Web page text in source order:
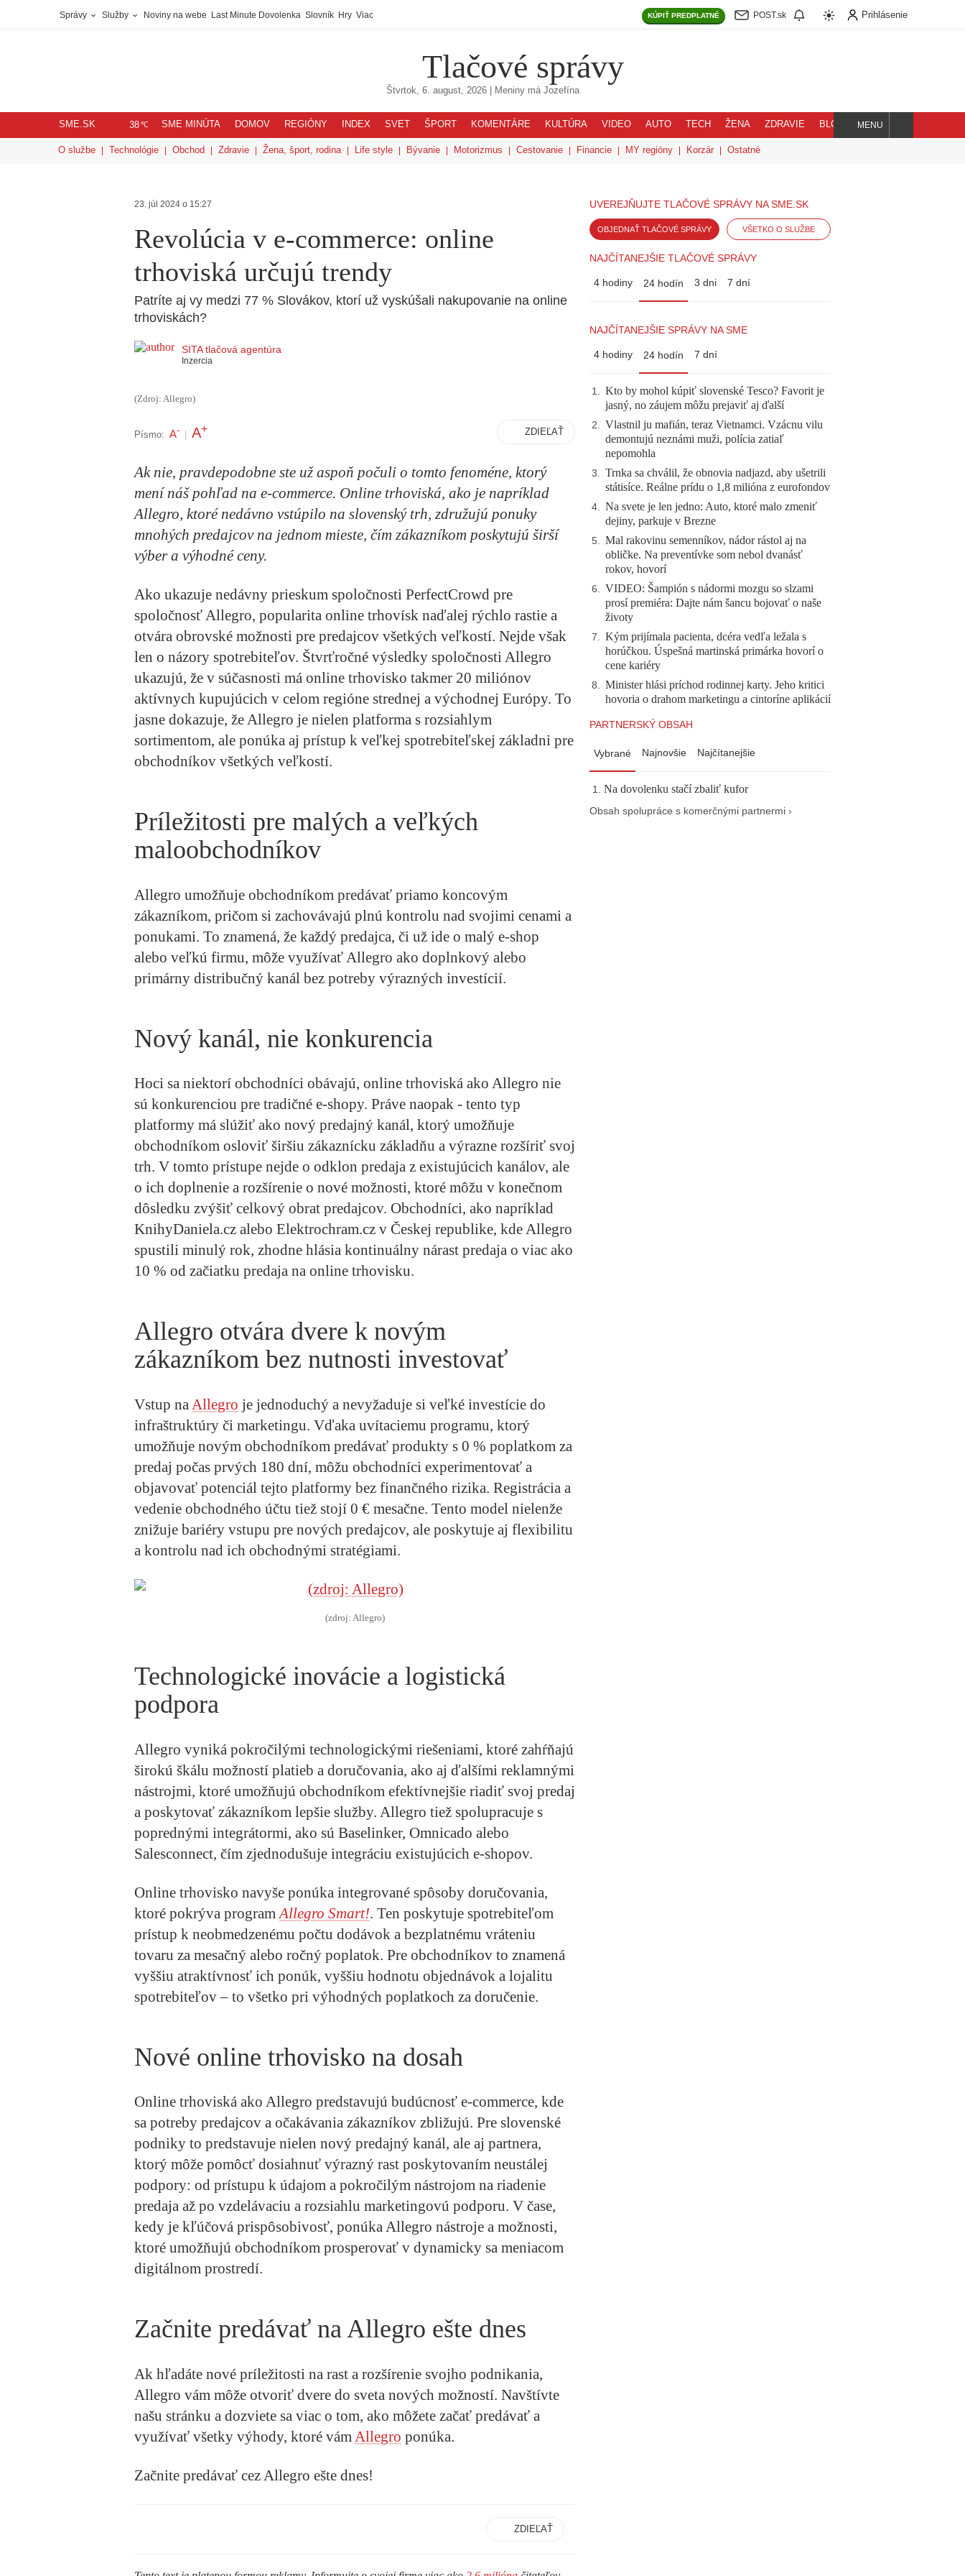
Správy Služby Noviny na webe Last Minute Dovolenka Slovník Hry Viac KÚPIŤ PREDPLATNÉ POST.sk Prihlásenie
Tlačové správy
Štvrtok, 6. august, 2026| Meniny má Jozefína
SME.SK 38℃ SME MINÚTA DOMOV REGIÓNY INDEX SVET ŠPORT KOMENTÁRE KULTÚRA VIDEO AUTO TECH ŽENA ZDRAVIE BLOG
Hľadaj
MENU
O službe Technológie Obchod Zdravie Žena, šport, rodina Life style Bývanie Motorizmus Cestovanie Financie MY regióny Korzár Ostatné
23. júl 2024 o 15:27
Revolúcia v e-commerce: online
trhoviská určujú trendy
Patríte aj vy medzi 77 % Slovákov, ktorí už vyskúšali nakupovanie na online
trhoviskách?
SITA tlačová agentúra
Inzercia
(Zdroj: Allegro)
Písmo: A- A+ ZDIEĽAŤ
Ak nie, pravdepodobne ste už aspoň počuli o tomto fenoméne, ktorý
mení náš pohľad na e-commerce. Online trhoviská, ako je napríklad
Allegro, ktoré nedávno vstúpilo na slovenský trh, združujú ponuky
mnohých predajcov na jednom mieste, čím zákazníkom poskytujú širší
výber a výhodné ceny.
Ako ukazuje nedávny prieskum spoločnosti PerfectCrowd pre
spoločnosť Allegro, popularita online trhovísk naďalej rýchlo rastie a
otvára obrovské možnosti pre predajcov všetkých veľkostí. Nejde však
len o názory spotrebiteľov. Štvrťročné výsledky spoločnosti Allegro
ukazujú, že v súčasnosti má online trhovisko takmer 20 miliónov
aktívnych kupujúcich v celom regióne strednej a východnej Európy. To
jasne dokazuje, že Allegro je nielen platforma s rozsiahlym
sortimentom, ale ponúka aj prístup k veľkej spotrebiteľskej základni pre
obchodníkov všetkých veľkostí.
Príležitosti pre malých a veľkých
maloobchodníkov
Allegro umožňuje obchodníkom predávať priamo koncovým
zákazníkom, pričom si zachovávajú plnú kontrolu nad svojimi cenami a
ponukami. To znamená, že každý predajca, či už ide o malý e-shop
alebo veľkú firmu, môže využívať Allegro ako doplnkový alebo
primárny distribučný kanál bez potreby výrazných investícií.
Nový kanál, nie konkurencia
Hoci sa niektorí obchodníci obávajú, online trhoviská ako Allegro nie
sú konkurenciou pre tradičné e-shopy. Práve naopak - tento typ
platformy má slúžiť ako nový predajný kanál, ktorý umožňuje
obchodníkom osloviť širšiu zákaznícku základňu a výrazne rozšíriť svoj
trh. V tomto prístupe nejde o odklon predaja z existujúcich kanálov, ale
o ich doplnenie a rozšírenie o nové možnosti, ktoré môžu v konečnom
dôsledku zvýšiť celkový obrat predajcov. Obchodníci, ako napríklad
KnihyDaniela.cz alebo Elektrochram.cz v Českej republike, kde Allegro
spustili minulý rok, zhodne hlásia kontinuálny nárast predaja o viac ako
10 % od začiatku predaja na online trhovisku.
Allegro otvára dvere k novým
zákazníkom bez nutnosti investovať
Vstup naAllegro je jednoduchý a nevyžaduje si veľké investície do
infraštruktúry či marketingu. Vďaka uvítaciemu programu, ktorý
umožňuje novým obchodníkom predávať produkty s 0 % poplatkom za
predaj počas prvých 180 dní, môžu obchodníci experimentovať a
objavovať potenciál tejto platformy bez finančného rizika. Registrácia a
vedenie obchodného účtu tiež stojí 0 € mesačne. Tento model nielenže
znižuje bariéry vstupu pre nových predajcov, ale poskytuje aj flexibilitu
a kontrolu nad ich obchodnými stratégiami.
(zdroj: Allegro)
Technologické inovácie a logistická
podpora
Allegro vyniká pokročilými technologickými riešeniami, ktoré zahŕňajú
širokú škálu možností platieb a doručovania, ako aj ďalšími reklamnými
nástrojmi, ktoré umožňujú obchodníkom efektívnejšie riadiť svoj predaj
a poskytovať zákazníkom lepšie služby. Allegro tiež spolupracuje s
poprednými integrátormi, ako sú Baselinker, Omnicado alebo
Salesconnect, čím zjednodušuje integráciu existujúcich e-shopov.
Online trhovisko navyše ponúka integrované spôsoby doručovania,
ktoré pokrýva programAllegro Smart!. Ten poskytuje spotrebiteľom
prístup k neobmedzenému počtu dodávok a bezplatnému vráteniu
tovaru za mesačný alebo ročný poplatok. Pre obchodníkov to znamená
vyššiu atraktívnosť ich ponúk, vyššiu hodnotu objednávok a lojalitu
spotrebiteľov – to všetko pri výhodných poplatkoch za doručenie.
Nové online trhovisko na dosah
Online trhoviská ako Allegro predstavujú budúcnosť e-commerce, kde
sa potreby predajcov a očakávania zákazníkov zbližujú. Pre slovenské
podniky to predstavuje nielen nový predajný kanál, ale aj partnera,
ktorý môže pomôcť dosiahnuť výrazný rast poskytovaním neustálej
podpory: od prístupu k údajom a pokročilým nástrojom na riadenie
predaja až po vzdelávaciu a rozsiahlu marketingovú podporu. V čase,
kedy je kľúčová prispôsobivosť, ponúka Allegro nástroje a možnosti,
ktoré umožňujú obchodníkom prosperovať v dynamicky sa meniacom
digitálnom prostredí.
Začnite predávať na Allegro ešte dnes
Ak hľadáte nové príležitosti na rast a rozšírenie svojho podnikania,
Allegro vám môže otvoriť dvere do sveta nových možností. Navštívte
našu stránku a dozviete sa viac o tom, ako môžete začať predávať a
využívať všetky výhody, ktoré vámAllegro ponúka.
Začnite predávať cez Allegro ešte dnes!
ZDIEĽAŤ
UVEREJŇUJTE TLAČOVÉ SPRÁVY NA SME.SK
OBJEDNAŤ TLAČOVÉ SPRÁVY VŠETKO O SLUŽBE
NAJČÍTANEJŠIE TLAČOVÉ SPRÁVY
4 hodiny 24 hodín 3 dni 7 dní
NAJČÍTANEJŠIE SPRÁVY NA SME
4 hodiny 24 hodín 7 dní
1. Kto by mohol kúpiť slovenské Tesco? Favorit je
jasný, no záujem môžu prejaviť aj ďalší
2. Vlastnil ju mafián, teraz Vietnamci. Vzácnu vilu
demontujú neznámi muži, polícia zatiaľ
nepomohla
3. Trnka sa chválil, že obnovia nadjazd, aby ušetrili
státisíce. Reálne prídu o 1,8 milióna z eurofondov
4. Na svete je len jedno: Auto, ktoré malo zmeniť
dejiny, parkuje v Brezne
5. Mal rakovinu semenníkov, nádor rástol aj na
obličke. Na preventívke som nebol dvanásť
rokov, hovorí
6. VIDEO: Šampión s nádormi mozgu so slzami
prosí premiéra: Dajte nám šancu bojovať o naše
životy
7. Kým prijímala pacienta, dcéra vedľa ležala s
horúčkou. Úspešná martinská primárka hovorí o
cene kariéry
8. Minister hlási príchod rodinnej karty. Jeho kritici
hovoria o drahom marketingu a cintoríne aplikácií
PARTNERSKÝ OBSAH
Vybrané Najnovšie Najčítanejšie
Na dovolenku stačí zbaliť kufor
Obsah spolupráce s komerčnými partnermi ›